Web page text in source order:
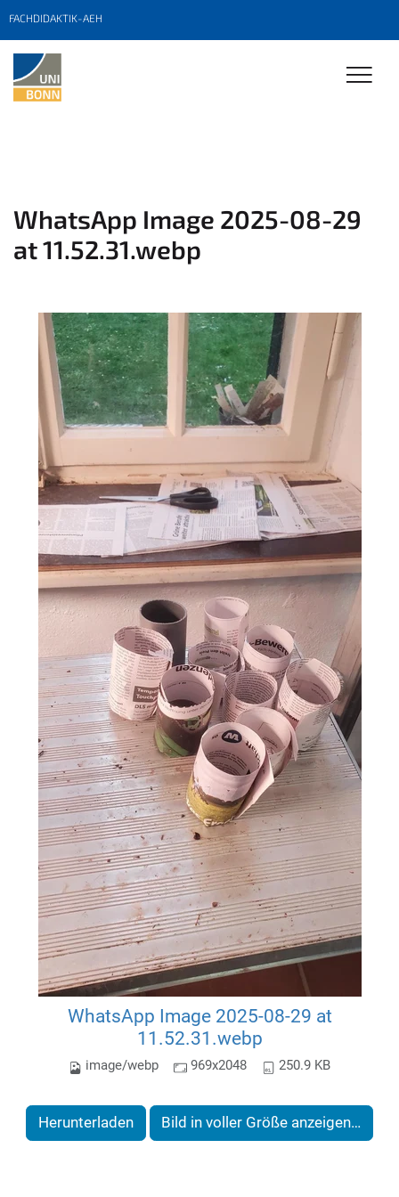
FACHDIDAKTIK-AEH
WhatsApp Image 2025-08-29
at 11.52.31.webp
WhatsApp Image 2025-08-29 at
11.52.31.webp
image/webp 969x2048 250.9 KB
Herunterladen Bild in voller Größe anzeigen…